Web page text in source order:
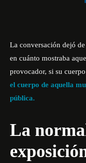
La conversación dejó
en cuánto mostraba
provocador, si su
el cuerpo de aquella
pública.
La